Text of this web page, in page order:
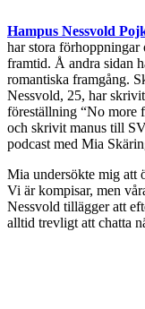
Hampus Nessvold
har stora förhoppningar
framtid. Å andra sidan
romantiska framgång.
Nessvold, 25, har
föreställning “No more
och skrivit manus till
podcast med Mia
Mia undersökte mig att
Vi är kompisar, men
Nessvold tillägger att
alltid trevligt att chatta